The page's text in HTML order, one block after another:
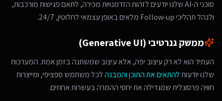
סוכני ה-AI שלנו יודעים לזהות הזדמנויות מכירה, לתאם פגישות מורכבות,
ולנהל תהליכי Follow-up מלאים באופן עצמאי לחלוטין, 24/7.
ממשק גנרטיבי (Generative UI)
העתיד הוא לא רק עיצוב יפה, אלא עיצוב שמשתנה בזמן אמת. המערכות
שלנו יודעותלהתאים את התוכן והמבנהלכל משתמש ספציפי, ומייצרות
חוויה פרסונלית שמגדילה את יחסי ההמרה בעשרות אחוזים.